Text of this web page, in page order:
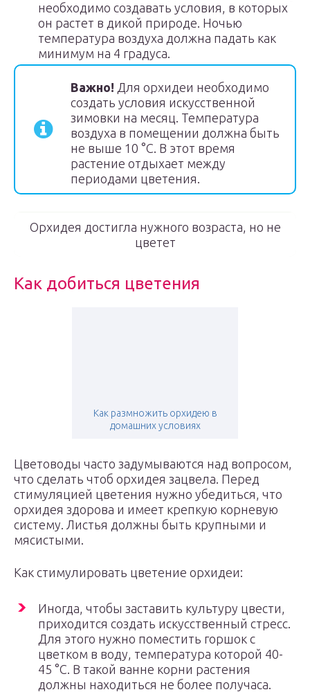
необходимо создавать условия, в которых
он растет в дикой природе. Ночью
температура воздуха должна падать как
минимум на 4 градуса.
Важно! Для орхидеи необходимо
создать условия искусственной
зимовки на месяц. Температура
воздуха в помещении должна быть
не выше 10 °C. В этот время
растение отдыхает между
периодами цветения.
Орхидея достигла нужного возраста, но не
цветет
Как добиться цветения
Как размножить орхидею в
домашних условиях
Цветоводы часто задумываются над вопросом,
что сделать чтоб орхидея зацвела. Перед
стимуляцией цветения нужно убедиться, что
орхидея здорова и имеет крепкую корневую
систему. Листья должны быть крупными и
мясистыми.
Как стимулировать цветение орхидеи:
Иногда, чтобы заставить культуру цвести,
приходится создать искусственный стресс.
Для этого нужно поместить горшок с
цветком в воду, температура которой 40-
45 °C. В такой ванне корни растения
должны находиться не более получаса.